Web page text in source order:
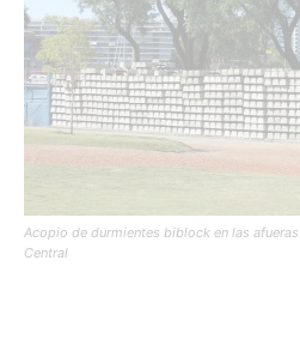
Acopio de durmientes biblock en las
Central